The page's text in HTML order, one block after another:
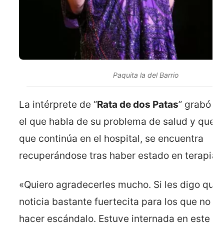
Paquita la del Barrio
La intérprete de “Rata de dos Patas” grabó
el que habla de su problema de salud y que,
que continúa en el hospital, se encuentra
recuperándose tras haber estado en terapia
«Quiero agradecerles mucho. Si les digo que
noticia bastante fuertecita para los que no
hacer escándalo. Estuve internada en este